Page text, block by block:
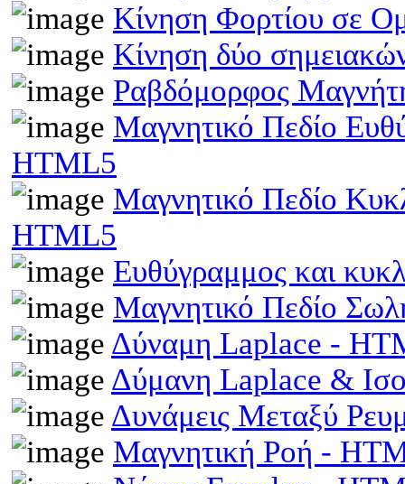
Κίνηση Φορτίου σε
Κίνηση δύο
Ραβδόμορφος
Μαγνητικό Πεδίο
HTML5
Μαγνητικό Πεδίο
HTML5
Ευθύγραμμος και
Μαγνητικό Πεδίο
Δύναμη Laplace -
Δύμανη Laplace &
Δυνάμεις Μεταξύ
Μαγνητική Ροή -